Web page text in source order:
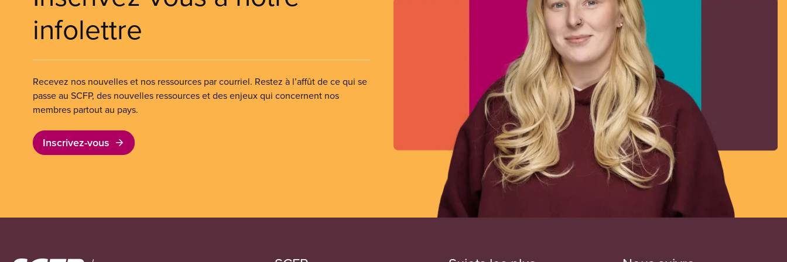
infolettre
Recevez nos nouvelles et nos ressources par courriel. Restez à l’affût de ce qui se
passe au SCFP, des nouvelles ressources et des enjeux qui concernent nos
membres partout au pays.
Inscrivez-vous